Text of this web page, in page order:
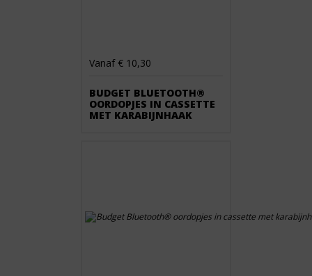
Vanaf € 10,30
BUDGET BLUETOOTH®
OORDOPJES IN CASSETTE
MET KARABIJNHAAK